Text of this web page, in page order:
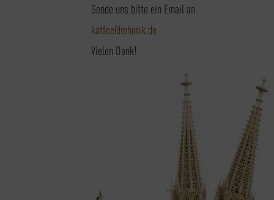
Sende uns bitte ein Email an
kaffee@rehorik.de
Vielen Dank!